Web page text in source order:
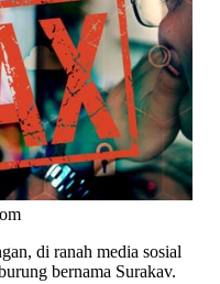
di ranah media sosial
bernama Surakav.